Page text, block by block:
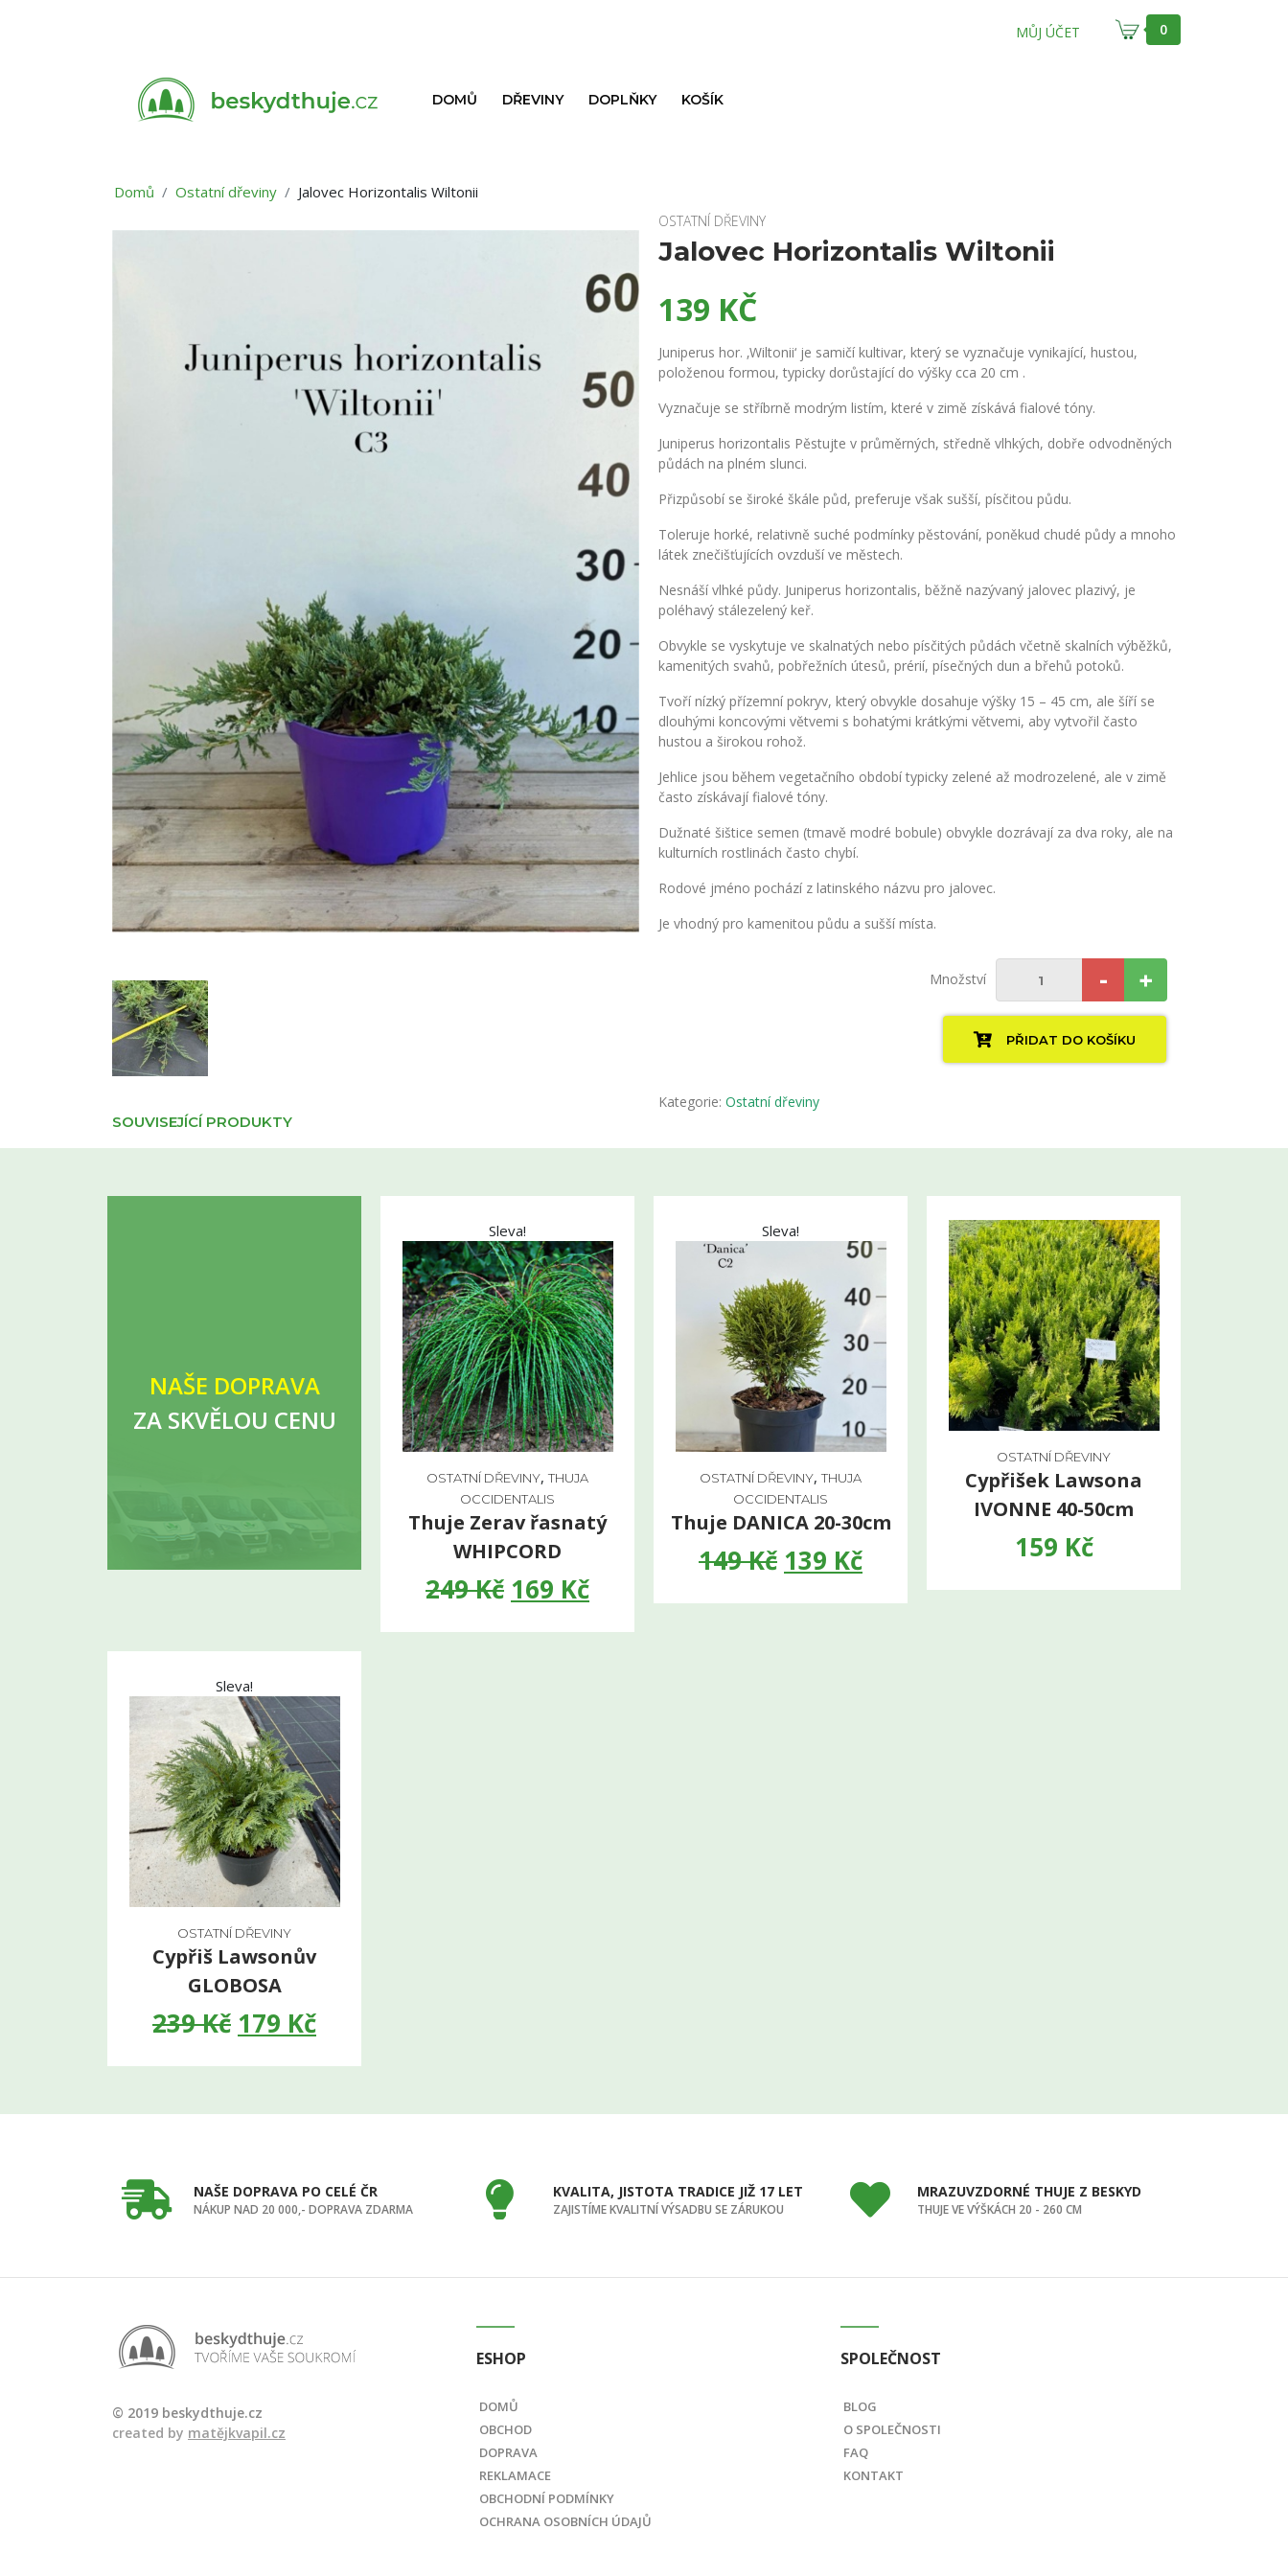
MŮJ ÚČET 0
DOMŮ DŘEVINY DOPLŇKY KOŠÍK
Domů Ostatní dřeviny Jalovec Horizontalis Wiltonii
OSTATNÍ DŘEVINY
Jalovec Horizontalis Wiltonii
139 KČ
Juniperus hor. ‚Wiltonii‘ je samičí kultivar, který se vyznačuje vynikající, hustou,
položenou formou, typicky dorůstající do výšky cca 20 cm .
Vyznačuje se stříbrně modrým listím, které v zimě získává fialové tóny.
Juniperus horizontalis Pěstujte v průměrných, středně vlhkých, dobře odvodněných
půdách na plném slunci.
Přizpůsobí se široké škále půd, preferuje však sušší, písčitou půdu.
Toleruje horké, relativně suché podmínky pěstování, poněkud chudé půdy a mnoho
látek znečišťujících ovzduší ve městech.
Nesnáší vlhké půdy. Juniperus horizontalis, běžně nazývaný jalovec plazivý, je
poléhavý stálezelený keř.
Obvykle se vyskytuje ve skalnatých nebo písčitých půdách včetně skalních výběžků,
kamenitých svahů, pobřežních útesů, prérií, písečných dun a břehů potoků.
Tvoří nízký přízemní pokryv, který obvykle dosahuje výšky 15 – 45 cm, ale šíří se
dlouhými koncovými větvemi s bohatými krátkými větvemi, aby vytvořil často
hustou a širokou rohož.
Jehlice jsou během vegetačního období typicky zelené až modrozelené, ale v zimě
často získávají fialové tóny.
Dužnaté šištice semen (tmavě modré bobule) obvykle dozrávají za dva roky, ale na
kulturních rostlinách často chybí.
Rodové jméno pochází z latinského názvu pro jalovec.
Je vhodný pro kamenitou půdu a sušší místa.
Množství - +
PŘIDAT DO KOŠÍKU
Kategorie: Ostatní dřeviny
SOUVISEJÍCÍ PRODUKTY
NAŠE DOPRAVA
ZA SKVĚLOU CENU
Sleva!
OSTATNÍ DŘEVINY, THUJA
OCCIDENTALIS
Thuje Zerav řasnatý
WHIPCORD
249Kč 169 Kč
Sleva!
OSTATNÍ DŘEVINY, THUJA
OCCIDENTALIS
Thuje DANICA 20-30cm
149Kč 139 Kč
OSTATNÍ DŘEVINY
Cypřišek Lawsona
IVONNE 40-50cm
159 Kč
Sleva!
OSTATNÍ DŘEVINY
Cypřiš Lawsonův
GLOBOSA
239Kč 179 Kč
NAŠE DOPRAVA PO CELÉ ČR
NÁKUP NAD 20 000,- DOPRAVA ZDARMA
KVALITA, JISTOTA TRADICE JIŽ 17 LET
ZAJISTÍME KVALITNÍ VÝSADBU SE ZÁRUKOU
MRAZUVZDORNÉ THUJE Z BESKYD
THUJE VE VÝŠKÁCH 20 - 260 CM
© 2019 beskydthuje.cz
created by matějkvapil.cz
ESHOP
DOMŮ
OBCHOD
DOPRAVA
REKLAMACE
OBCHODNÍ PODMÍNKY
OCHRANA OSOBNÍCH ÚDAJŮ
SPOLEČNOST
BLOG
O SPOLEČNOSTI
FAQ
KONTAKT